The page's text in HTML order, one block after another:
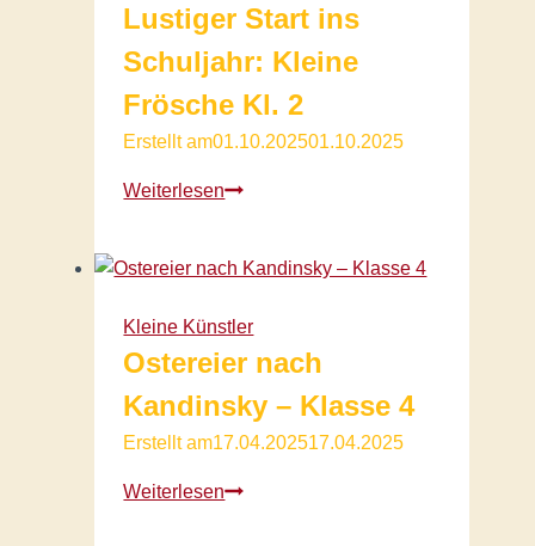
Lustiger Start ins
Schuljahr: Kleine
Frösche Kl. 2
Erstellt am01.10.202501.10.2025
WeiterlesenLustiger
Schuljahr:
Frösche
Kl.
2
Kleine Künstler
Ostereier nach
Kandinsky – Klasse 4
Erstellt am17.04.202517.04.2025
WeiterlesenOstereier